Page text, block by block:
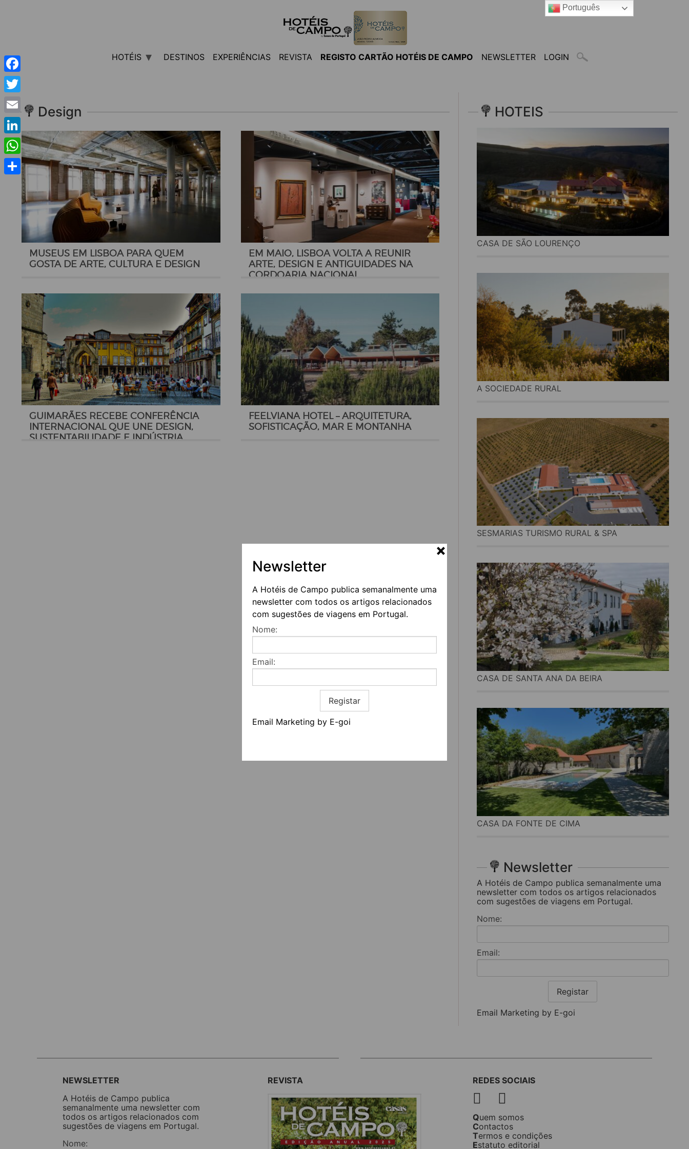
Newsletter
A Hotéis de Campo publica semanalmente uma
newsletter com todos os artigos relacionados
com sugestões de viagens em Portugal.
Nome:
Email:
Registar
Email Marketing by E-goi
HOTÉIS DESTINOS EXPERIÊNCIAS REVISTA REGISTO CARTÃO HOTÉIS DE CAMPO NEWSLETTER LOGIN
Design
MUSEUS EM LISBOA PARA QUEM
GOSTA DE ARTE, CULTURA E DESIGN
EM MAIO, LISBOA VOLTA A REUNIR
ARTE, DESIGN E ANTIGUIDADES NA
CORDOARIA NACIONAL
GUIMARÃES RECEBE CONFERÊNCIA
INTERNACIONAL QUE UNE DESIGN,
SUSTENTABILIDADE E INDÚSTRIA
FEELVIANA HOTEL – ARQUITETURA,
SOFISTICAÇÃO, MAR E MONTANHA
HOTEIS
CASA DE SÃO LOURENÇO
A SOCIEDADE RURAL
SESMARIAS TURISMO RURAL & SPA
CASA DE SANTA ANA DA BEIRA
CASA DA FONTE DE CIMA
Newsletter
A Hotéis de Campo publica semanalmente uma
newsletter com todos os artigos relacionados
com sugestões de viagens em Portugal.
Nome:
Email:
Registar
Email Marketing by E-goi
NEWSLETTER
A Hotéis de Campo publica
semanalmente uma newsletter com
todos os artigos relacionados com
sugestões de viagens em Portugal.
Nome:
REVISTA REDES SOCIAIS
Quem somos
Contactos
Termos e condições
Estatuto editorial
Facebook
Twitter
Email
LinkedIn
WhatsApp
Share
Português